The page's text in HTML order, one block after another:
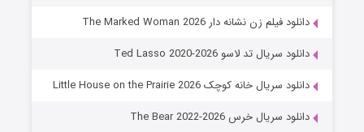
دانلود فیلم زن نشانه دار The Marked Woman 2026
دانلود سریال تد لاسو Ted Lasso 2020-2026
دانلود سریال خانه کوچک Little House on the Prairie 2026
دانلود سریال خرس The Bear 2022-2026